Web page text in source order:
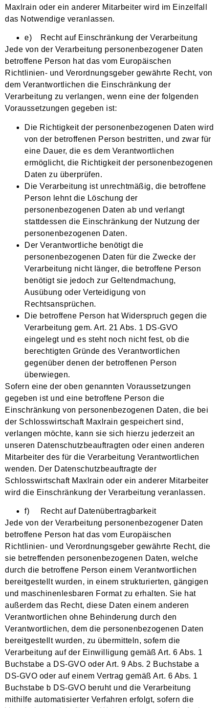
Maxlrain oder ein anderer Mitarbeiter wird im Einzelfall
das Notwendige veranlassen.
e) Recht auf Einschränkung der Verarbeitung
Jede von der Verarbeitung personenbezogener Daten
betroffene Person hat das vom Europäischen
Richtlinien- und Verordnungsgeber gewährte Recht, von
dem Verantwortlichen die Einschränkung der
Verarbeitung zu verlangen, wenn eine der folgenden
Voraussetzungen gegeben ist:
Die Richtigkeit der personenbezogenen Daten wird
von der betroffenen Person bestritten, und zwar für
eine Dauer, die es dem Verantwortlichen
ermöglicht, die Richtigkeit der personenbezogenen
Daten zu überprüfen.
Die Verarbeitung ist unrechtmäßig, die betroffene
Person lehnt die Löschung der
personenbezogenen Daten ab und verlangt
stattdessen die Einschränkung der Nutzung der
personenbezogenen Daten.
Der Verantwortliche benötigt die
personenbezogenen Daten für die Zwecke der
Verarbeitung nicht länger, die betroffene Person
benötigt sie jedoch zur Geltendmachung,
Ausübung oder Verteidigung von
Rechtsansprüchen.
Die betroffene Person hat Widerspruch gegen die
Verarbeitung gem. Art. 21 Abs. 1 DS-GVO
eingelegt und es steht noch nicht fest, ob die
berechtigten Gründe des Verantwortlichen
gegenüber denen der betroffenen Person
überwiegen.
Sofern eine der oben genannten Voraussetzungen
gegeben ist und eine betroffene Person die
Einschränkung von personenbezogenen Daten, die bei
der Schlosswirtschaft Maxlrain gespeichert sind,
verlangen möchte, kann sie sich hierzu jederzeit an
unseren Datenschutzbeauftragten oder einen anderen
Mitarbeiter des für die Verarbeitung Verantwortlichen
wenden. Der Datenschutzbeauftragte der
Schlosswirtschaft Maxlrain oder ein anderer Mitarbeiter
wird die Einschränkung der Verarbeitung veranlassen.
f) Recht auf Datenübertragbarkeit
Jede von der Verarbeitung personenbezogener Daten
betroffene Person hat das vom Europäischen
Richtlinien- und Verordnungsgeber gewährte Recht, die
sie betreffenden personenbezogenen Daten, welche
durch die betroffene Person einem Verantwortlichen
bereitgestellt wurden, in einem strukturierten, gängigen
und maschinenlesbaren Format zu erhalten. Sie hat
außerdem das Recht, diese Daten einem anderen
Verantwortlichen ohne Behinderung durch den
Verantwortlichen, dem die personenbezogenen Daten
bereitgestellt wurden, zu übermitteln, sofern die
Verarbeitung auf der Einwilligung gemäß Art. 6 Abs. 1
Buchstabe a DS-GVO oder Art. 9 Abs. 2 Buchstabe a
DS-GVO oder auf einem Vertrag gemäß Art. 6 Abs. 1
Buchstabe b DS-GVO beruht und die Verarbeitung
mithilfe automatisierter Verfahren erfolgt, sofern die